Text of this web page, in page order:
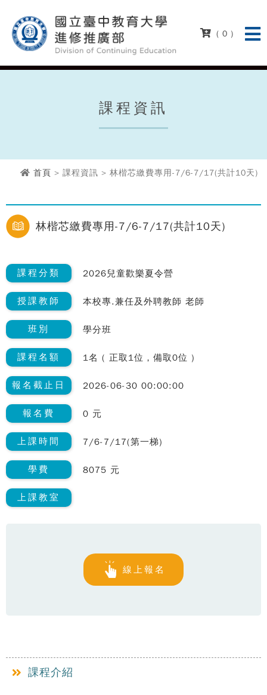
( 0 )
課程資訊
首頁 > 課程資訊 > 林楷芯繳費專用-7/6-7/17(共計10天)
林楷芯繳費專用-7/6-7/17(共計10天)
課程分類 2026兒童歡樂夏令營
授課教師 本校專.兼任及外聘教師 老師
班別 學分班
課程名額 1名 ( 正取1位，備取0位 )
報名截止日 2026-06-30 00:00:00
報名費 0 元
上課時間 7/6-7/17(第一梯)
學費 8075 元
上課教室
線上報名
課程介紹